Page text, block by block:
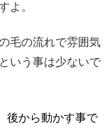
よ。
毛の流れで雰囲気
いう事は少ないで
後から動かす事で